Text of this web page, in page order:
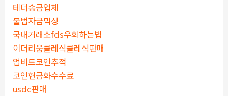
테더송금업체
불법자금믹싱
국내거래소fds우회하는법
이더리움클레식클레식판매
업비트코인추적
코인현금화수수료
usdc판매